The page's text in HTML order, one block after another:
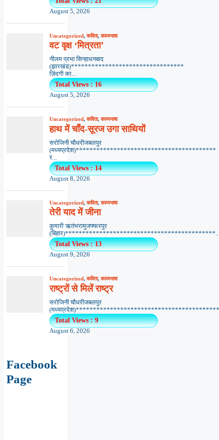
August 5, 2026
Uncategorized,कविता,काव्यभाषा
वट वृक्ष ‘मित्रता’
नीलम प्रभा सिन्हाधनबाद
(झारखंड)*********************************
ज़िंदगी का...
Total Views : 16
August 5, 2026
Uncategorized,कविता,काव्यभाषा
हाथ में चाँद-सूरज उगा साथियों
सरोजिनी चौधरीजबलपुर
(मध्यप्रदेश)*****************************************
र...
Total Views : 14
August 8, 2026
Uncategorized,कविता,काव्यभाषा
तेरी याद में जीना
कुमारी ऋतंभरामुजफ्फरपुर
Total Views : 13
August 9, 2026
Uncategorized,कविता,काव्यभाषा
राष्ट्रों से मिलें राष्ट्र
सरोजिनी चौधरीजबलपुर
Total Views : 9
August 6, 2026
Facebook
Page